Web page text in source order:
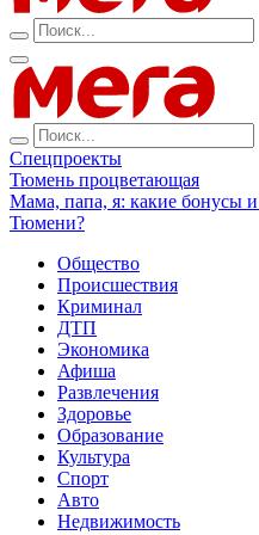
Спецпроекты
Тюмень процветающая
Мама, папа, я: какие бонусы
Тюмени?
Общество
Происшествия
Криминал
ДТП
Экономика
Афиша
Развлечения
Здоровье
Образование
Культура
Спорт
Авто
Недвижимость